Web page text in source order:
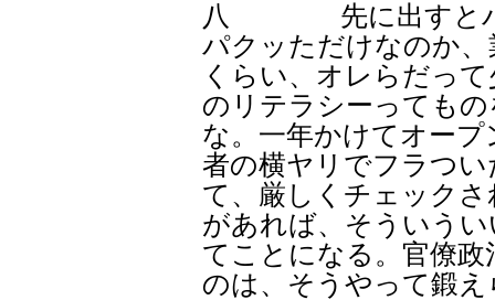
八 先に出すとパ
パクッただけなのか
くらい、オレらだっ
のリテラシーっても
な。一年かけてオー
者の横ヤリでフラつ
て、厳しくチェック
があれば、そういう
てことになる。官僚
のは、そうやって鍛